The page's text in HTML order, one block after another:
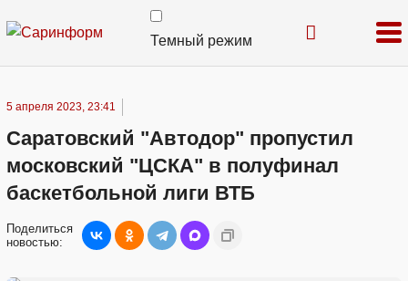
Темный режим
5 апреля 2023, 23:41
Саратовский "Автодор" пропустил
московский "ЦСКА" в полуфинал
баскетбольной лиги ВТБ
Поделиться
новостью: